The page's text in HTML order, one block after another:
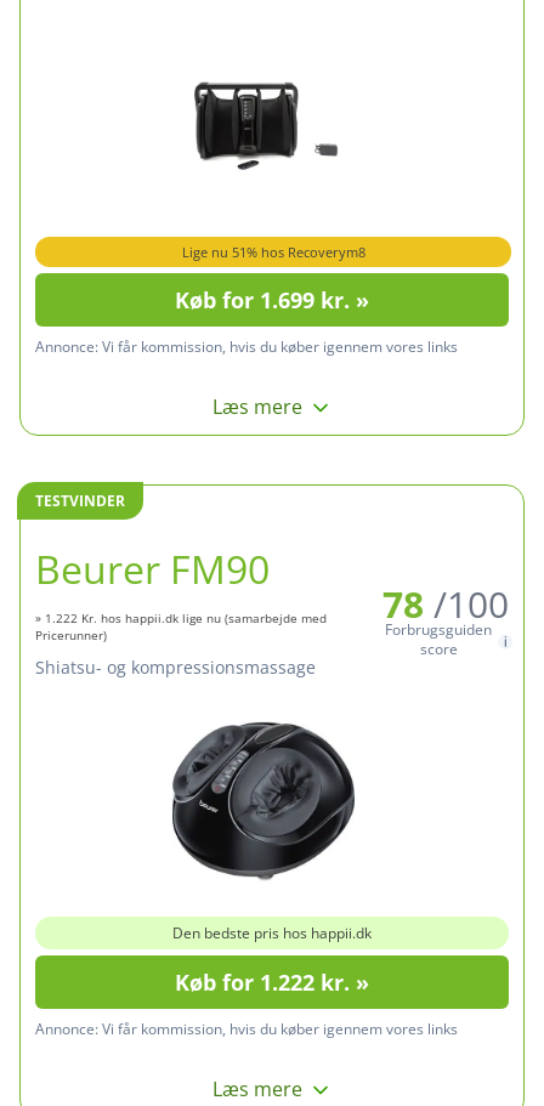
Lige nu 51% hos Recoverym8
Køb for 1.699 kr. »
Annonce:Vi får kommission, hvis du køber igennem vores links
Læs mere
TESTVINDER
Beurer FM90
» 1.222 Kr. hos happii.dk lige nu (samarbejde med
Pricerunner)
shiatsu- og kompressionsmassage
78 /100
Forbrugsguiden
score
Den bedste pris hos happii.dk
Køb for 1.222 kr. »
Annonce:Vi får kommission, hvis du køber igennem vores links
Læs mere